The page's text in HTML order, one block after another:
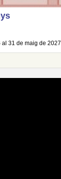
al 31 de maig de 2027